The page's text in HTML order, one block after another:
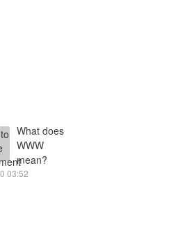
What does
WWW
mean?
03:52